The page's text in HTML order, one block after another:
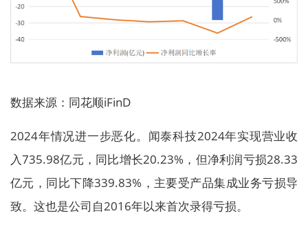
数据来源：同花顺iFinD
2024年情况进一步恶化。闻泰科技2024年实现营业收
入735.98亿元，同比增长20.23%，但净利润亏损28.33
亿元，同比下降339.83%，主要受产品集成业务亏损导
致。这也是公司自2016年以来首次录得亏损。